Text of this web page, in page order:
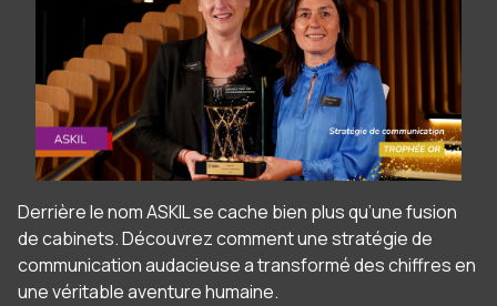
Derrière le nom ASKIL se cache bien plus qu’une fusion
de cabinets. Découvrez comment une stratégie de
communication audacieuse a transformé des chiffres en
une véritable aventure humaine.